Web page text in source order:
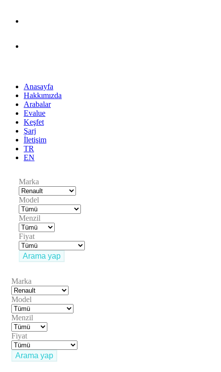
Anasayfa
Hakkımızda
Arabalar
Evalue
Keşfet
Şarj
İletişim
TR
EN
Marka
Model
Menzil
Fiyat
Arama yap
Marka
Model
Menzil
Fiyat
Arama yap